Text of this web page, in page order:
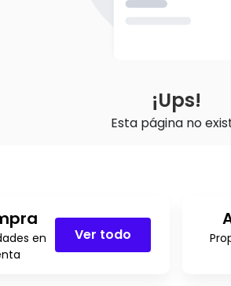
¡Ups!
Esta página no
en
Ver todo